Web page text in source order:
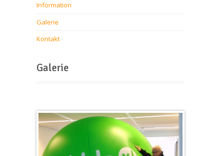
Information
Galerie
Kontakt
Galerie